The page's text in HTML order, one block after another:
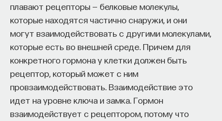
плавают рецепторы — белковые молекулы,
которые находятся частично снаружи, и они
могут взаимодействовать с другими молекулами,
которые есть во внешней среде. Причем для
конкретного гормона у клетки должен быть
рецептор, который может с ним
провзаимодействовать. Взаимодействие это
идет на уровне ключа и замка. Гормон
взаимодействует с рецептором, потому что
очень непростая область, находящаяся в глубине
больших полушарий. Когда мы говорим о больших
полушариях, мы прежде всего вспоминаем кору,
зону, которая находится на поверхности
полушарий и содержит огромное количество
нервных клеток с самыми разными функциями.
Но в глубине больших полушарий есть крупные
скопления нейронов, которые в свое время и были
названы базальными ганглиями. И там